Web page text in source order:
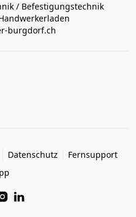
/ Befestigungstechnik
burgdorf.ch
Datenschutz
Fernsupport